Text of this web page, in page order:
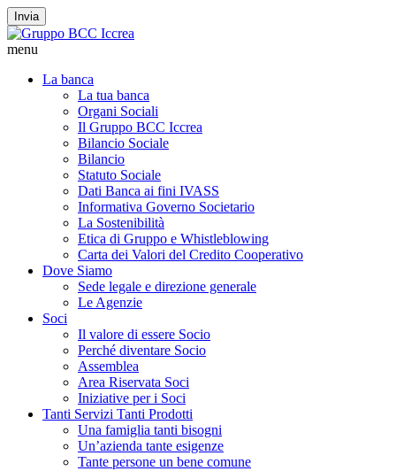
Invia
menu
La banca
La tua banca
Organi Sociali
Il Gruppo BCC Iccrea
Bilancio Sociale
Bilancio
Statuto Sociale
Dati Banca ai fini IVASS
Informativa Governo Societario
La Sostenibilità
Etica di Gruppo e Whistleblowing
Carta dei Valori del Credito Cooperativo
Dove Siamo
Sede legale e direzione generale
Le Agenzie
Soci
Il valore di essere Socio
Perché diventare Socio
Assemblea
Area Riservata Soci
Iniziative per i Soci
Tanti Servizi Tanti Prodotti
Una famiglia tanti bisogni
Un’azienda tante esigenze
Tante persone un bene comune